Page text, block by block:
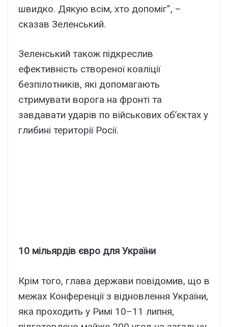
швидко. Дякую всім, хто допоміг”, –
сказав Зеленський.
Зеленський також підкреслив
ефективність створеної коаліції
безпілотників, які допомагають
стримувати ворога на фронті та
завдавати ударів по військових об’єктах у
глибині території Росії.
10 мільярдів євро для України
Крім того, глава держави повідомив, що в
межах Конференції з відновлення України,
яка проходить у Римі 10–11 липня,